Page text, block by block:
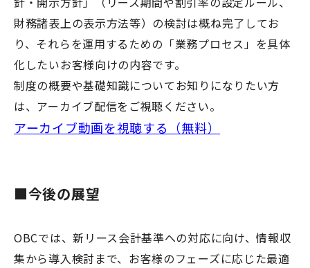
財務諸表上の表示方法等）の検討は概ね完了してお
り、それらを運用するための「業務プロセス」を具体
化したいお客様向けの内容です。
制度の概要や基礎知識についてお知りになりたい方
は、アーカイブ配信をご視聴ください。
アーカイブ動画を視聴する（無料）
■今後の展望
OBCでは、新リース会計基準への対応に向け、情報収
集から導入検討まで、お客様のフェーズに応じた最適